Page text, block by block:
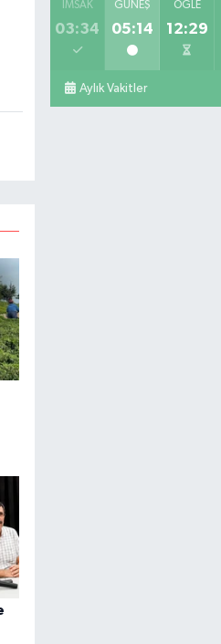
İMSAK
03:34
GÜNEŞ
05:14
ÖĞLE
12:29
Aylık Vakitler